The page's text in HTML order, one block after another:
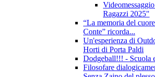
Ragazzi 2025"
“La memoria del
Conte” ricorda...
Un'esperienza di
Horti di Porta Paldi
Dodgeball!!! - Scuola
Filosofare